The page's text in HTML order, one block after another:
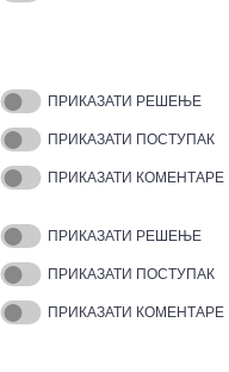
ПРИКАЗАТИ РЕШЕЊЕ
ПРИКАЗАТИ ПОСТУПАК
ПРИКАЗАТИ КОМЕНТАРЕ
ПРИКАЗАТИ РЕШЕЊЕ
ПРИКАЗАТИ ПОСТУПАК
ПРИКАЗАТИ КОМЕНТАРЕ